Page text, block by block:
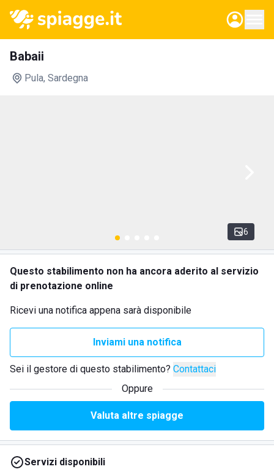
Babaii
Pula, Sardegna
6
Questo stabilimento non ha ancora aderito al servizio
di prenotazione online
Ricevi una notifica appena sarà disponibile
Inviami una notifica
Sei il gestore di questo stabilimento? Contattaci
Oppure
Valuta altre spiagge
Servizi disponibili